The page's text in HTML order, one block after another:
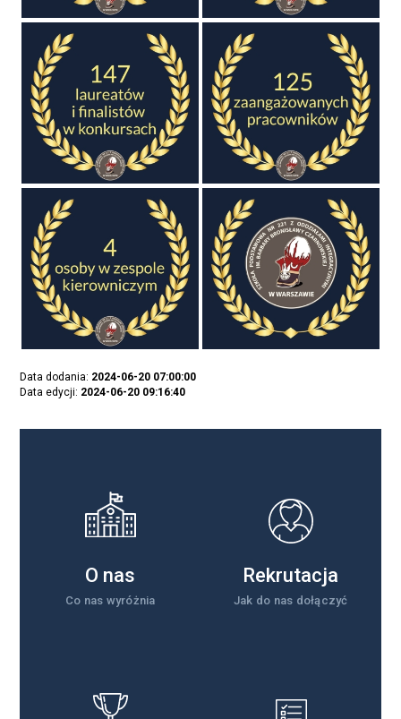
Data dodania: 2024-06-20 07:00:00
Data edycji: 2024-06-20 09:16:40
O nas
Co nas wyróżnia
Rekrutacja
Jak do nas dołączyć